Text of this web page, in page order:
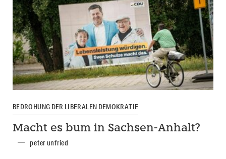
BEDROHUNG DER LIBERALEN DEMOKRATIE
Macht es bum in Sachsen-Anhalt?
peter unfried